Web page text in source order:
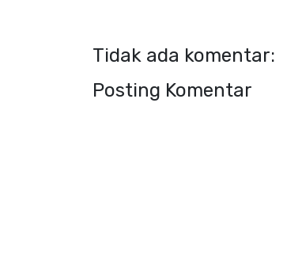
Tidak ada komentar:
Posting Komentar